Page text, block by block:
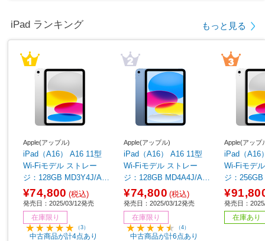
iPad ランキング もっと見る
Apple(アップル)
iPad（A16） A16 11型
Wi-Fiモデル ストレー
ジ：128GB MD3Y4J/A
シルバー
¥74,800 (税込)
発売日：2025/03/12発売
在庫限り
（3）
中古商品が計4点あり
Apple(アップル)
iPad（A16） A16 11型
Wi-Fiモデル ストレー
ジ：128GB MD4A4J/A
ブルー
¥74,800 (税込)
発売日：2025/03/12発売
在庫限り
（4）
中古商品が計6点あり
Apple(アップ
iPad（A16
Wi-Fiモデル ストレ
ジ：
シルバー
発売日：
在庫あり